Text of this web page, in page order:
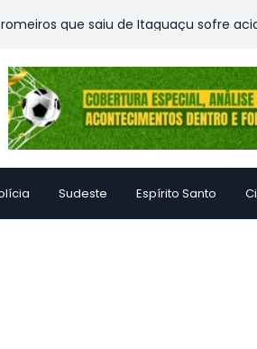
que saiu de Itaguaçu sofre acidente e
Sudeste Espírito Santo